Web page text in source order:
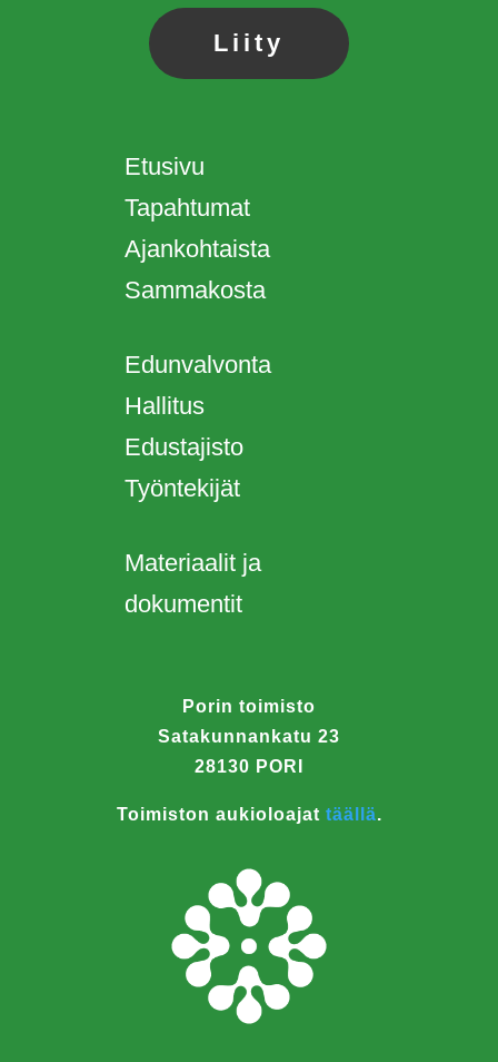
Liity
Etusivu
Tapahtumat
Ajankohtaista
Sammakosta
Edunvalvonta
Hallitus
Edustajisto
Työntekijät
Materiaalit ja
dokumentit
Porin toimisto
Satakunnankatu 23
28130 PORI
Toimiston aukioloajat täällä.